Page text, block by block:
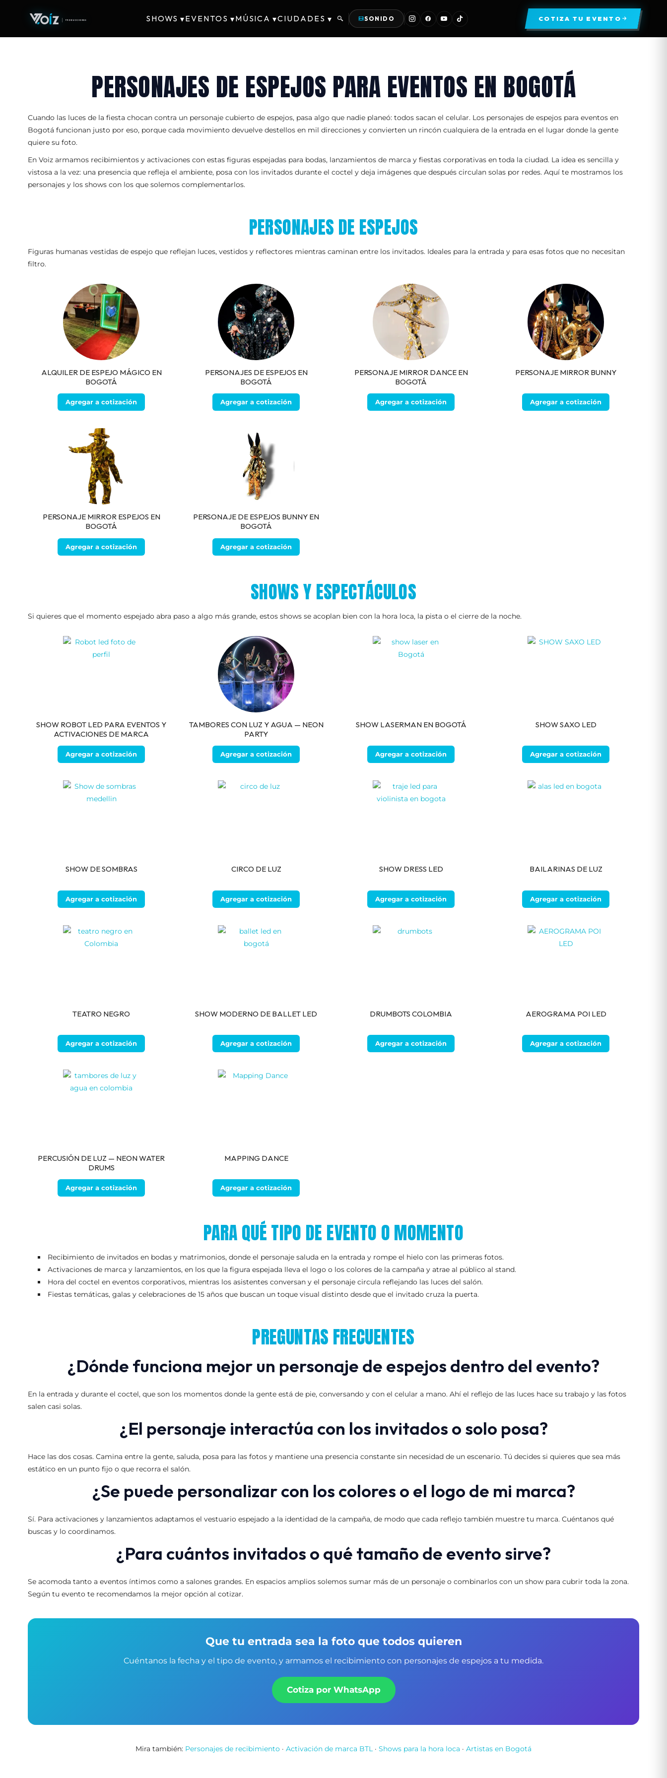
SHOWS ▾EVENTOS ▾MÚSICA ▾CIUDADES ▾ SONIDO COTIZA TU EVENTO
PERSONAJES DE ESPEJOS PARA EVENTOS EN BOGOTÁ
Cuando las luces de la fiesta chocan contra un personaje cubierto de espejos, pasa algo que nadie planeó: todos sacan el celular. Los personajes de espejos para eventos en
Bogotá funcionan justo por eso, porque cada movimiento devuelve destellos en mil direcciones y convierten un rincón cualquiera de la entrada en el lugar donde la gente
quiere su foto.
En Voiz armamos recibimientos y activaciones con estas figuras espejadas para bodas, lanzamientos de marca y fiestas corporativas en toda la ciudad. La idea es sencilla y
vistosa a la vez: una presencia que refleja el ambiente, posa con los invitados durante el coctel y deja imágenes que después circulan solas por redes. Aquí te mostramos los
personajes y los shows con los que solemos complementarlos.
PERSONAJES DE ESPEJOS
Figuras humanas vestidas de espejo que reflejan luces, vestidos y reflectores mientras caminan entre los invitados. Ideales para la entrada y para esas fotos que no necesitan
filtro.
ALQUILER DE ESPEJO MÁGICO EN
BOGOTÁ
Agregar a cotización
PERSONAJES DE ESPEJOS EN
BOGOTÁ
Agregar a cotización
PERSONAJE MIRROR DANCE EN
BOGOTÁ
Agregar a cotización
PERSONAJE MIRROR BUNNY
Agregar a cotización
PERSONAJE MIRROR ESPEJOS EN
BOGOTÁ
Agregar a cotización
PERSONAJE DE ESPEJOS BUNNY EN
BOGOTÁ
Agregar a cotización
SHOWS Y ESPECTÁCULOS
Si quieres que el momento espejado abra paso a algo más grande, estos shows se acoplan bien con la hora loca, la pista o el cierre de la noche.
SHOW ROBOT LED PARA EVENTOS Y
ACTIVACIONES DE MARCA
Agregar a cotización
TAMBORES CON LUZ Y AGUA — NEON
PARTY
Agregar a cotización
SHOW LASERMAN EN BOGOTÁ
Agregar a cotización
SHOW SAXO LED
Agregar a cotización
SHOW DE SOMBRAS
Agregar a cotización
CIRCO DE LUZ
Agregar a cotización
SHOW DRESS LED
Agregar a cotización
BAILARINAS DE LUZ
Agregar a cotización
TEATRO NEGRO
Agregar a cotización
SHOW MODERNO DE BALLET LED
Agregar a cotización
DRUMBOTS COLOMBIA
Agregar a cotización
AEROGRAMA POI LED
Agregar a cotización
PERCUSIÓN DE LUZ — NEON WATER
DRUMS
Agregar a cotización
MAPPING DANCE
Agregar a cotización
PARA QUÉ TIPO DE EVENTO O MOMENTO
Recibimiento de invitados en bodas y matrimonios, donde el personaje saluda en la entrada y rompe el hielo con las primeras fotos.
Activaciones de marca y lanzamientos, en los que la figura espejada lleva el logo o los colores de la campaña y atrae al público al stand.
Hora del coctel en eventos corporativos, mientras los asistentes conversan y el personaje circula reflejando las luces del salón.
Fiestas temáticas, galas y celebraciones de 15 años que buscan un toque visual distinto desde que el invitado cruza la puerta.
PREGUNTAS FRECUENTES
¿Dónde funciona mejor un personaje de espejos dentro del evento?
En la entrada y durante el coctel, que son los momentos donde la gente está de pie, conversando y con el celular a mano. Ahí el reflejo de las luces hace su trabajo y las fotos
salen casi solas.
¿El personaje interactúa con los invitados o solo posa?
Hace las dos cosas. Camina entre la gente, saluda, posa para las fotos y mantiene una presencia constante sin necesidad de un escenario. Tú decides si quieres que sea más
estático en un punto fijo o que recorra el salón.
¿Se puede personalizar con los colores o el logo de mi marca?
Sí. Para activaciones y lanzamientos adaptamos el vestuario espejado a la identidad de la campaña, de modo que cada reflejo también muestre tu marca. Cuéntanos qué
buscas y lo coordinamos.
¿Para cuántos invitados o qué tamaño de evento sirve?
Se acomoda tanto a eventos íntimos como a salones grandes. En espacios amplios solemos sumar más de un personaje o combinarlos con un show para cubrir toda la zona.
Según tu evento te recomendamos la mejor opción al cotizar.
Que tu entrada sea la foto que todos quieren
Cuéntanos la fecha y el tipo de evento, y armamos el recibimiento con personajes de espejos a tu medida.
Cotiza por WhatsApp
Mira también: Personajes de recibimiento · Activación de marca BTL· Shows para la hora loca · Artistas en Bogotá